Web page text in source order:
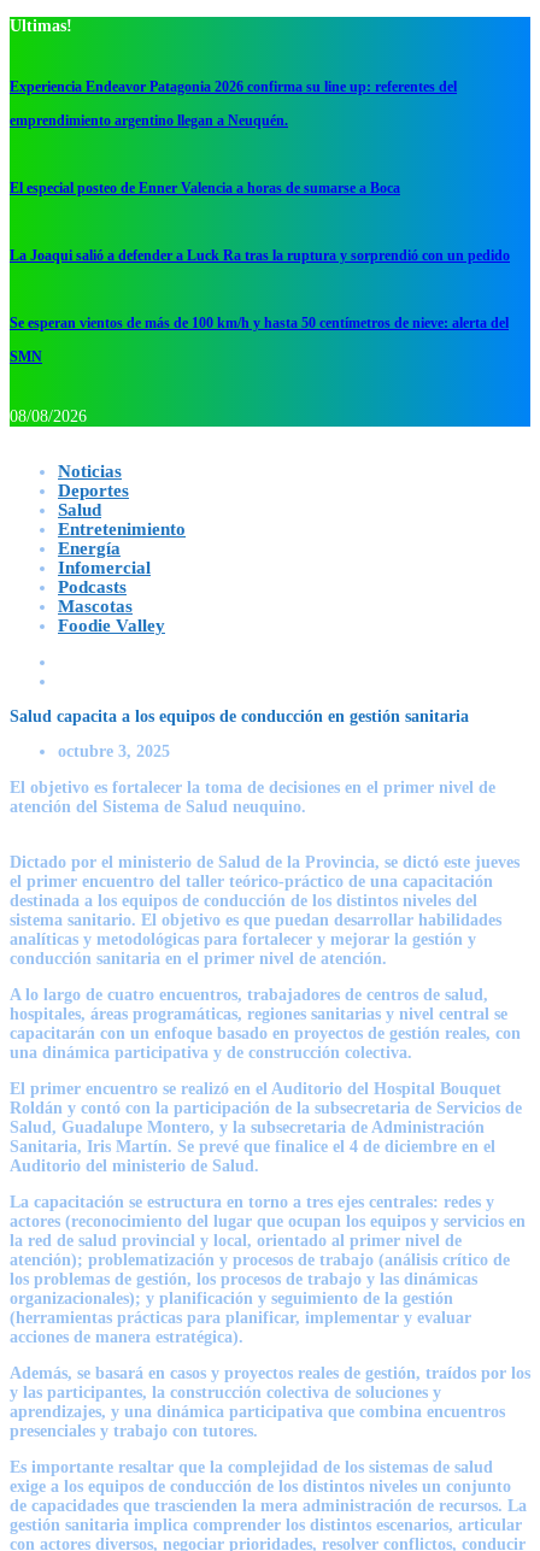
Ultimas!
Experiencia Endeavor Patagonia 2026 confirma su line up: referentes del
emprendimiento argentino llegan a Neuquén.
El especial posteo de Enner Valencia a horas de sumarse a Boca
La Joaqui salió a defender a Luck Ra tras la ruptura y sorprendió con un pedido
Se esperan vientos de más de 100 km/h y hasta 50 centímetros de nieve: alerta del
SMN
08/08/2026
Noticias
Deportes
Salud
Entretenimiento
Energía
Infomercial
Podcasts
Mascotas
Foodie Valley
Salud capacita a los equipos de conducción en gestión sanitaria
octubre 3, 2025
El objetivo es fortalecer la toma de decisiones en el primer nivel de
atención del Sistema de Salud neuquino.
Dictado por el ministerio de Salud de la Provincia, se dictó este jueves
el primer encuentro del taller teórico-práctico de una capacitación
destinada a los equipos de conducción de los distintos niveles del
sistema sanitario. El objetivo es que puedan desarrollar habilidades
analíticas y metodológicas para fortalecer y mejorar la gestión y
conducción sanitaria en el primer nivel de atención.
A lo largo de cuatro encuentros, trabajadores de centros de salud,
hospitales, áreas programáticas, regiones sanitarias y nivel central se
capacitarán con un enfoque basado en proyectos de gestión reales, con
una dinámica participativa y de construcción colectiva.
El primer encuentro se realizó en el Auditorio del Hospital Bouquet
Roldán y contó con la participación de la subsecretaria de Servicios de
Salud, Guadalupe Montero, y la subsecretaria de Administración
Sanitaria, Iris Martín. Se prevé que finalice el 4 de diciembre en el
Auditorio del ministerio de Salud.
La capacitación se estructura en torno a tres ejes centrales: redes y
actores (reconocimiento del lugar que ocupan los equipos y servicios en
la red de salud provincial y local, orientado al primer nivel de
atención); problematización y procesos de trabajo (análisis crítico de
los problemas de gestión, los procesos de trabajo y las dinámicas
organizacionales); y planificación y seguimiento de la gestión
(herramientas prácticas para planificar, implementar y evaluar
acciones de manera estratégica).
Además, se basará en casos y proyectos reales de gestión, traídos por los
y las participantes, la construcción colectiva de soluciones y
aprendizajes, y una dinámica participativa que combina encuentros
presenciales y trabajo con tutores.
Es importante resaltar que la complejidad de los sistemas de salud
exige a los equipos de conducción de los distintos niveles un conjunto
de capacidades que trascienden la mera administración de recursos. La
gestión sanitaria implica comprender los distintos escenarios, articular
con actores diversos, negociar prioridades, resolver conflictos, conducir